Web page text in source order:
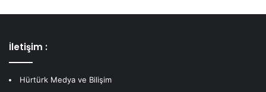
İletişim :
Hürtürk Medya ve Bilişim